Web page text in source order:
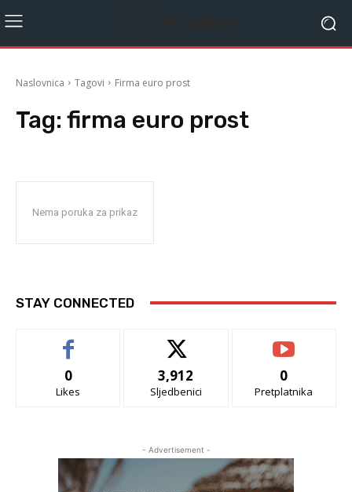
Naslovnica Tagovi Firma euro prost
Tag: firma euro prost
Nema poruka za prikaz
STAY CONNECTED
0
Likes
3,912
Sljedbenici
0
Pretplatnika
- Advertisement -